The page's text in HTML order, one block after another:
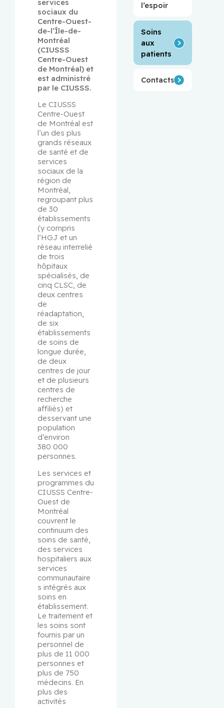
services
sociaux du
Centre-Ouest-
de-l’Île-de-
Montréal
(CIUSSS
Centre-Ouest
de Montréal) et
est administré
par le CIUSSS.
Le CIUSSS
Centre-Ouest
de Montréal est
l’un des plus
grands réseaux
de santé et de
services
sociaux de la
région de
Montréal,
regroupant plus
de 30
établissements
(y compris
l’HGJ et un
réseau interrelié
de trois
hôpitaux
spécialisés, de
cinq CLSC, de
deux centres
de
réadaptation,
de six
établissements
de soins de
longue durée,
de deux
centres de jour
et de plusieurs
centres de
recherche
affiliés) et
desservant une
population
d’environ
380 000
personnes.
Les services et
programmes du
CIUSSS Centre-
Ouest de
Montréal
couvrent le
continuum des
soins de santé,
des services
hospitaliers aux
services
communautaire
s intégrés aux
soins en
établissement.
Le traitement et
les soins sont
fournis par un
personnel de
plus de 11 000
personnes et
plus de 750
médecins. En
plus des
activités
l’espoir
Soins
aux
patients
Contacts